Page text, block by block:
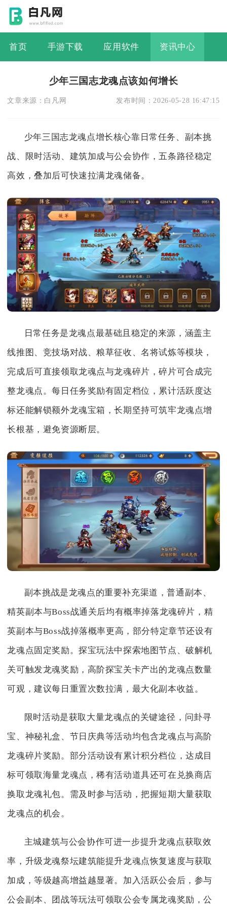
首页 手游下载 应用软件 资讯中心
少年三国志龙魂点该如何增长
文章来源： 白凡网 发布时间： 2026-05-28 16:47:15
少年三国志龙魂点增长核心靠日常任务、副本挑
战、限时活动、建筑加成与公会协作，五条路径稳定
高效，叠加后可快速拉满龙魂储备。
日常任务是龙魂点最基础且稳定的来源，涵盖主
线推图、竞技场对战、粮草征收、名将试炼等模块，
完成后可直接领取龙魂点与龙魂碎片，碎片可合成完
整龙魂点。每日任务奖励有固定档位，累计活跃度达
标还能解锁额外龙魂宝箱，长期坚持可筑牢龙魂点增
长根基，避免资源断层。
副本挑战是龙魂点的重要补充渠道，普通副本、
精英副本与Boss战通关后均有概率掉落龙魂碎片，精
英副本与Boss战掉落概率更高，部分特定章节还设有
龙魂点固定奖励。探宝玩法中探索地图节点、破解机
关可触发龙魂奖励，高阶探宝关卡产出的龙魂点数量
可观，建议每日重置次数拉满，最大化副本收益。
限时活动是获取大量龙魂点的关键途径，问卦寻
宝、神秘礼盒、节日庆典等活动均包含龙魂点与高阶
龙魂碎片奖励。部分活动设有累计积分档位，达成目
标可领取海量龙魂点，稀有活动道具还可在兑换商店
换取龙魂礼包。需及时参与活动，把握短期大量获取
龙魂点的机会。
主城建筑与公会协作可进一步提升龙魂点获取效
率，升级龙魂祭坛建筑能提升龙魂点恢复速度与获取
加成，等级越高增益越显著。加入活跃公会后，参与
公会副本、团战等玩法可领取公会专属龙魂奖励，公